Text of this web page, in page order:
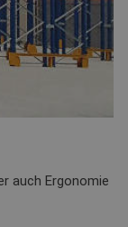
auch Ergonomie